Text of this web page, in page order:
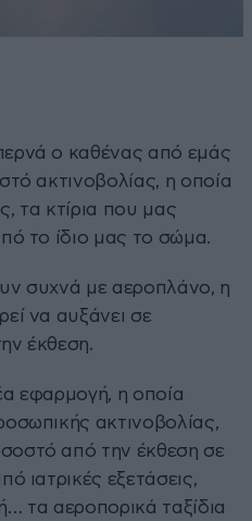
ο καθένας από εμάς
ακτινοβολίας, η οποία
τα κτίρια που μας
το ίδιο μας το σώμα.
συχνά με αεροπλάνο, η
να αυξάνει σε
έκθεση.
εφαρμογή, η οποία
ακτινοβολίας,
από την έκθεση σε
ιατρικές εξετάσεις,
τα αεροπορικά ταξίδια